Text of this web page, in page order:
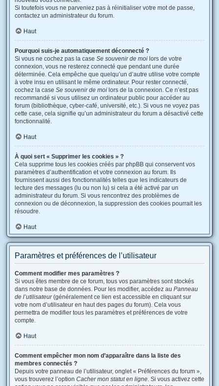
Si toutefois vous ne parveniez pas à réinitialiser votre mot de passe,
contactez un administrateur du forum.
Haut
Pourquoi suis-je automatiquement déconnecté ?
Si vous ne cochez pas la case Se souvenir de moi lors de votre
connexion, vous ne resterez connecté que pendant une durée
déterminée. Cela empêche que quelqu’un d’autre utilise votre compte
à votre insu en utilisant le même ordinateur. Pour rester connecté,
cochez la case Se souvenir de moi lors de la connexion. Ce n’est pas
recommandé si vous utilisez un ordinateur public pour accéder au
forum (bibliothèque, cyber-café, université, etc.). Si vous ne voyez pas
cette case, cela signifie qu’un administrateur du forum a désactivé cette
fonctionnalité.
Haut
À quoi sert « Supprimer les cookies » ?
Cela supprime tous les cookies créés par phpBB qui conservent vos
paramètres d’authentification et votre connexion au forum. Ils
fournissent aussi des fonctionnalités telles que les indicateurs de
lecture des messages (lu ou non lu) si cela a été activé par un
administrateur du forum. Si vous rencontrez des problèmes de
connexion ou de déconnexion, la suppression des cookies pourrait les
résoudre.
Haut
Paramètres et préférences de l’utilisateur
Comment modifier mes paramètres ?
Si vous êtes membre de ce forum, tous vos paramètres sont stockés
dans notre base de données. Pour les modifier, accédez au Panneau
de l’utilisateur(généralement ce lien est accessible en cliquant sur
votre nom d’utilisateur en haut des pages du forum). Cela vous
permettra de modifier tous les paramètres et préférences de votre
compte.
Haut
Comment empêcher mon nom d’apparaître dans la liste des
membres connectés ?
Depuis votre panneau de l’utilisateur, onglet « Préférences du forum »,
vous trouverez l’option Cacher mon statut en ligne. Si vous activez cette